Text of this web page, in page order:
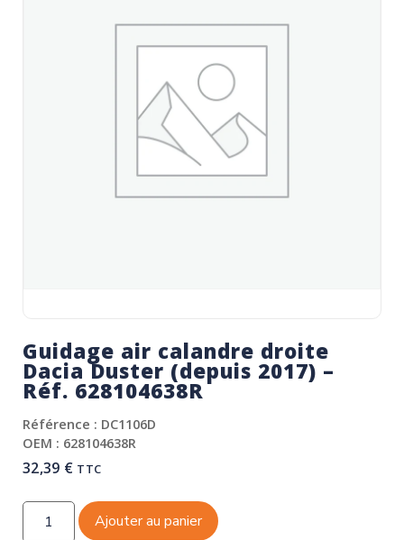
Guidage air calandre droite
Dacia Duster (depuis 2017) –
Réf. 628104638R
Référence : DC1106D
OEM : 628104638R
32,39 € TTC
Ajouter au panier